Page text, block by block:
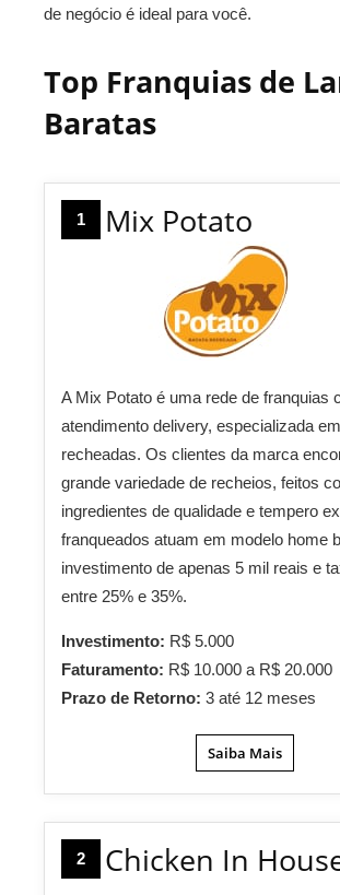
de negócio é ideal para você.
Top Franquias de
Baratas
1 Mix Potato
A Mix Potato é uma rede de franquias
atendimento delivery, especializada
recheadas. Os clientes da marca
grande variedade de recheios, feitos
ingredientes de qualidade e tempero
franqueados atuam em modelo home
investimento de apenas 5 mil reais e
entre 25% e 35%.
Investimento: R$ 5.000
Faturamento: R$ 10.000 a R$ 20.000
Prazo de Retorno: 3 até 12 meses
Saiba Mais
2 Chicken In